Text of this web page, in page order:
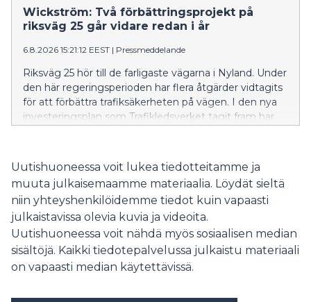
vastaavaan ajankohtaan – tapauksia on todettu tänä
kesänä jo 49, kun viime vuonna niitä oli 25. Viime
vuosien aikana TBE:tä on alkanut esiintyä myös Itä-
Uudenmaan kunnissa, vaikka tapausmäärät ovat
henkilöä kuoli Uudellamaalla TBE:n seurauksena.
Monet Suomen riskialueista sijaitsevat Uudellamaalla.
Wickström: Två förbättringsprojekt på
riksväg 25 går vidare redan i år
6.8.2026 15:21:12 EEST | Pressmeddelande
Riksväg 25 hör till de farligaste vägarna i Nyland. Under
den här regeringsperioden har flera åtgärder vidtagits
för att förbättra trafiksäkerheten på vägen. I den nya
investeringsplan som Trafikledsverket tagit fram har
Uutishuoneessa voit lukea tiedotteitamme ja
muuta julkaisemaamme materiaalia. Löydät sieltä
niin yhteyshenkilöidemme tiedot kuin vapaasti
julkaistavissa olevia kuvia ja videoita.
Uutishuoneessa voit nähdä myös sosiaalisen median
sisältöjä. Kaikki tiedotepalvelussa julkaistu materiaali
on vapaasti median käytettävissä.